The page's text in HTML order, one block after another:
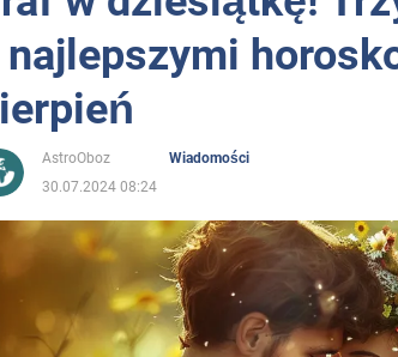
najlepszymi
AstroOboz
Wiadomości
30.07.2024 08:24